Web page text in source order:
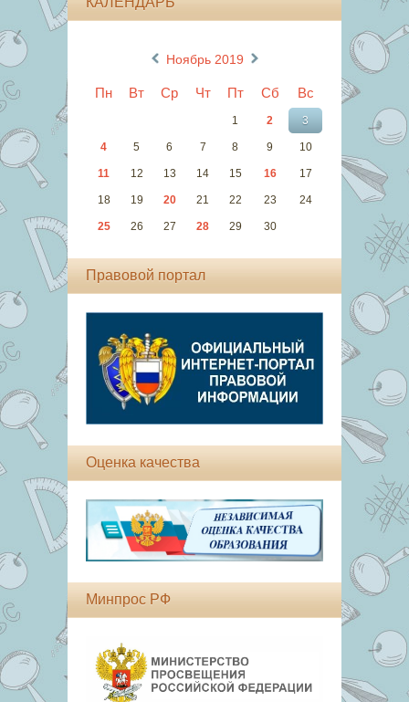
« Ноябрь 2019 »
Пн Вт Ср Чт Пт Сб Вс
1 2 3
4 5 6 7 8 9 10
11 12 13 14 15 16 17
18 19 20 21 22 23 24
25 26 27 28 29 30
Правовой портал
Оценка качества
Минпрос РФ